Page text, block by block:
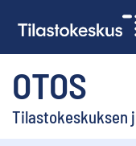
OTOS
Tilastokeskuksen